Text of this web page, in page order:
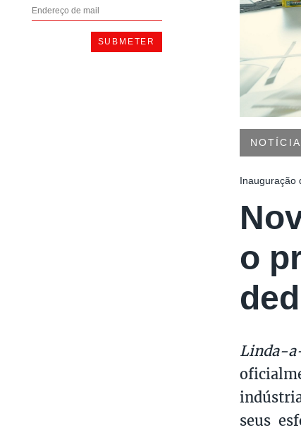
Inauguração
o
Linda-
seus